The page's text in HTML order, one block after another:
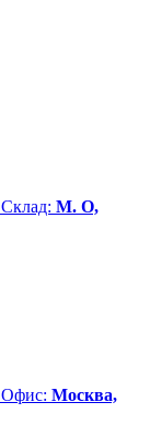
Склад: М. О,
Офис: Москва,